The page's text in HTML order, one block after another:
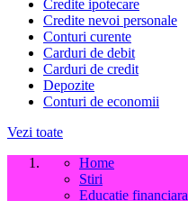
Credite ipotecare
Credite nevoi personale
Conturi curente
Carduri de debit
Carduri de credit
Depozite
Conturi de economii
Vezi toate
Home
Stiri
Educatie financiara